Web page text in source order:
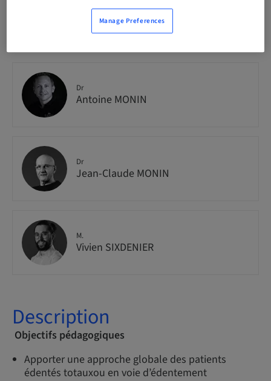
Speaker(s)
Dr
Antoine MONIN
Dr
Jean-Claude MONIN
M.
Vivien SIXDENIER
Description
Objectifs pédagogiques
Apporter une approche globale des patients
édentés totauxou en voie d’édentement
Manage Preferences